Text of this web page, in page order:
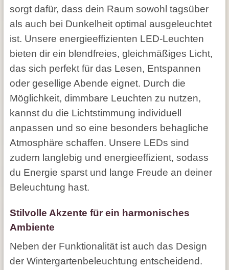
sorgt dafür, dass dein Raum sowohl tagsüber
als auch bei Dunkelheit optimal ausgeleuchtet
ist. Unsere energieeffizienten LED-Leuchten
bieten dir ein blendfreies, gleichmäßiges Licht,
das sich perfekt für das Lesen, Entspannen
oder gesellige Abende eignet. Durch die
Möglichkeit, dimmbare Leuchten zu nutzen,
kannst du die Lichtstimmung individuell
anpassen und so eine besonders behagliche
Atmosphäre schaffen. Unsere LEDs sind
zudem langlebig und energieeffizient, sodass
du Energie sparst und lange Freude an deiner
Beleuchtung hast.
Stilvolle Akzente für ein harmonisches
Ambiente
Neben der Funktionalität ist auch das Design
der Wintergartenbeleuchtung entscheidend.